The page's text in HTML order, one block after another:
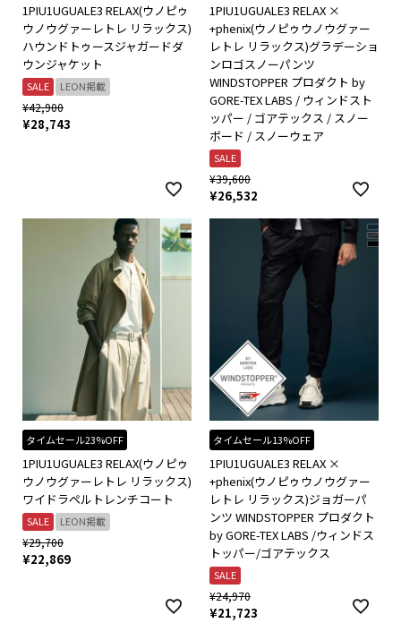
1PIU1UGUALE3 RELAX(ウノピゥ
ウノウグァーレトレ リラックス)
ハウンドトゥースジャガードダ
ウンジャケット
SALE LEON掲載
¥42,900
¥28,743
1PIU1UGUALE3 RELAX ×
+phenix(ウノピゥウノウグァー
レトレ リラックス)グラデーショ
ンロゴスノーパンツ
WINDSTOPPER プロダクト by
GORE-TEX LABS / ウィンドスト
ッパー / ゴアテックス / スノー
ボード / スノーウェア
SALE
¥39,600
¥26,532
タイムセール23%OFF
1PIU1UGUALE3 RELAX(ウノピゥ
ウノウグァーレトレ リラックス)
ワイドラペルトレンチコート
SALE LEON掲載
¥29,700
¥22,869
タイムセール13%OFF
1PIU1UGUALE3 RELAX ×
+phenix(ウノピゥウノウグァー
レトレ リラックス)ジョガーパ
ンツ WINDSTOPPER プロダクト
by GORE-TEX LABS /ウィンドス
トッパー/ゴアテックス
SALE
¥24,970
¥21,723